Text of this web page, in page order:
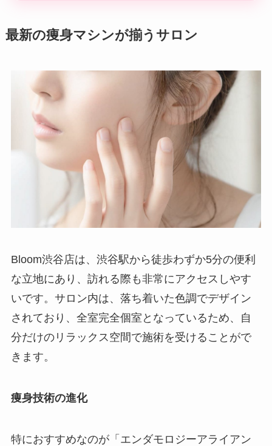
最新の痩身マシンが揃うサロン
Bloom渋谷店は、渋谷駅から徒歩わずか5分の便利
な立地にあり、訪れる際も非常にアクセスしやす
いです。サロン内は、落ち着いた色調でデザイン
されており、全室完全個室となっているため、自
分だけのリラックス空間で施術を受けることがで
きます。
痩身技術の進化
特におすすめなのが「エンダモロジーアライアン